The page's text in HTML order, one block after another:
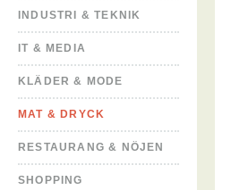
INDUSTRI & TEKNIK
IT & MEDIA
KLÄDER & MODE
MAT & DRYCK
RESTAURANG & NÖJEN
SHOPPING